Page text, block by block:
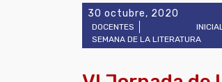
30 octubre, 2020
DOCENTES INICIAL
SEMANA DE LA LITERATURA